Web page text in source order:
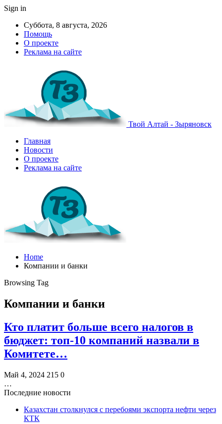
Sign in
Суббота, 8 августа, 2026
Помощь
О проекте
Реклама на сайте
Твой Алтай - Зыряновск
Главная
Новости
О проекте
Реклама на сайте
Home
Компании и банки
Browsing Tag
Компании и банки
Кто платит больше всего налогов в
бюджет: топ-10 компаний назвали в
Комитете…
Май 4, 2024 215 0
…
Последние новости
Казахстан столкнулся с перебоями экспорта нефти через
КТК